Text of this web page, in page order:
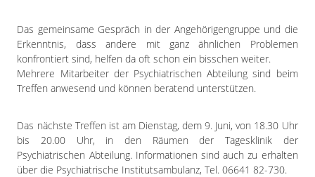
Das gemeinsame Gespräch in der Angehörigengruppe und die
Erkenntnis, dass andere mit ganz ähnlichen Problemen
konfrontiert sind, helfen da oft schon ein bisschen weiter.
Mehrere Mitarbeiter der Psychiatrischen Abteilung sind beim
Treffen anwesend und können beratend unterstützen.
Das nächste Treffen ist am Dienstag, dem 9. Juni, von 18.30 Uhr
bis 20.00 Uhr, in den Räumen der Tagesklinik der
Psychiatrischen Abteilung. Informationen sind auch zu erhalten
über die Psychiatrische Institutsambulanz, Tel. 06641 82-730.